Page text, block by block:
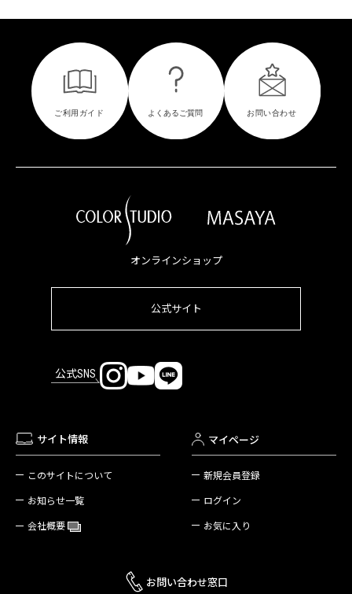
オンラインショップ
公式サイト
公式SNS
サイト情報
このサイトについて
お知らせ一覧
会社概要
マイページ
新規会員登録
ログイン
お気に入り
お問い合わせ窓口